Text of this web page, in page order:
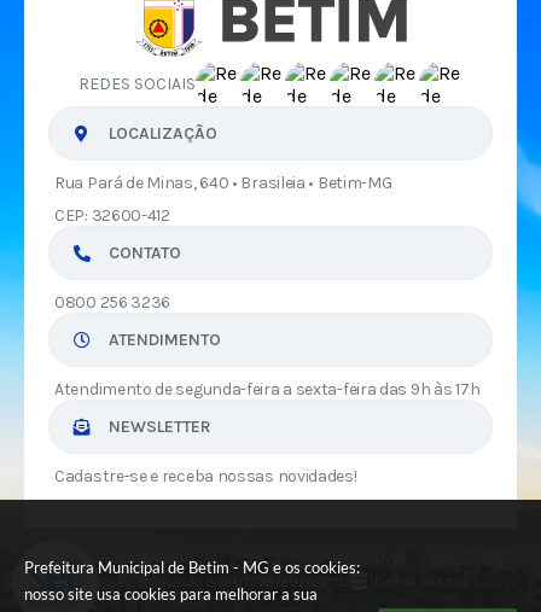
Prefeitura Municipal de Betim - MG e os cookies:
nosso site usa cookies para melhorar a sua
REDES SOCIAIS
LOCALIZAÇÃO
Rua Pará de Minas, 640 • Brasileia • Betim-MG
CEP: 32600-412
CONTATO
0800 256 3236
ATENDIMENTO
Atendimento de segunda-feira a sexta-feira das 9h às 17h
NEWSLETTER
Cadastre-se e receba nossas novidades!
Versão do Sistema:3.5.3 - 19/06/2026
Portal atualizado em: